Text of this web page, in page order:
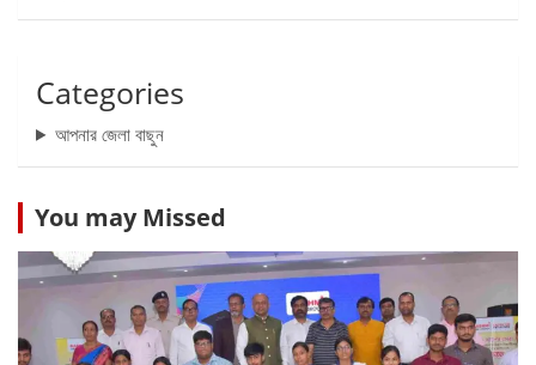
Categories
আপনার জেলা বাছুন
You may Missed